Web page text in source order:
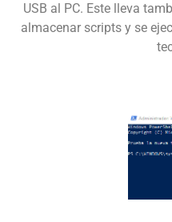
USB al PC. Este lleva
almacenar scripts y se